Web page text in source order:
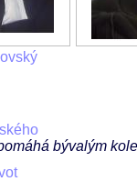
bývalým